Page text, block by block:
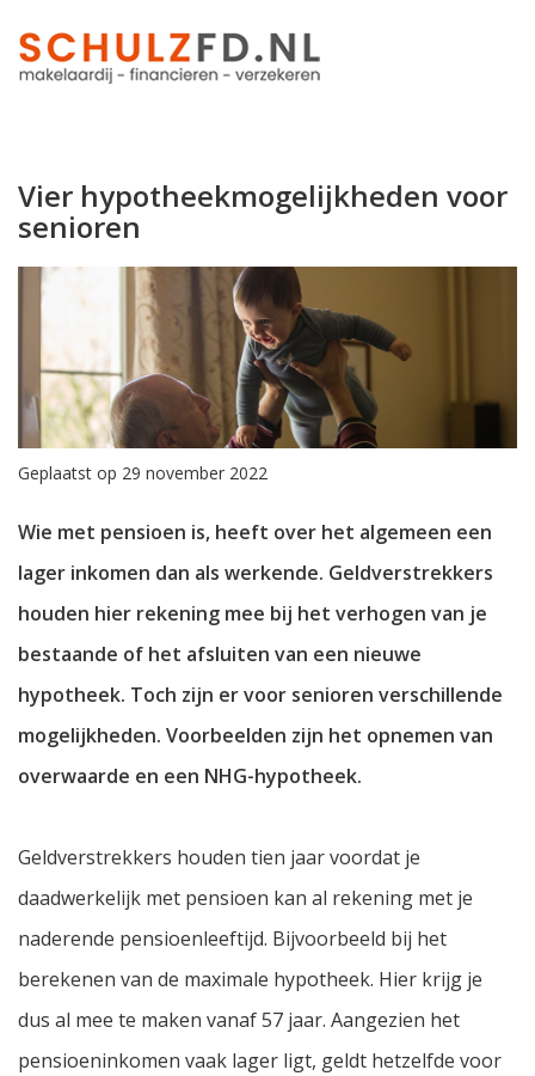
Vier hypotheekmogelijkheden voor
senioren
Geplaatst op 29 november 2022
Wie met pensioen is, heeft over het algemeen een
lager inkomen dan als werkende. Geldverstrekkers
houden hier rekening mee bij het verhogen van je
bestaande of het afsluiten van een nieuwe
hypotheek. Toch zijn er voor senioren verschillende
mogelijkheden. Voorbeelden zijn het opnemen van
overwaarde en een NHG-hypotheek.
Geldverstrekkers houden tien jaar voordat je
daadwerkelijk met pensioen kan al rekening met je
naderende pensioenleeftijd. Bijvoorbeeld bij het
berekenen van de maximale hypotheek. Hier krijg je
dus al mee te maken vanaf 57 jaar. Aangezien het
pensioeninkomen vaak lager ligt, geldt hetzelfde voor